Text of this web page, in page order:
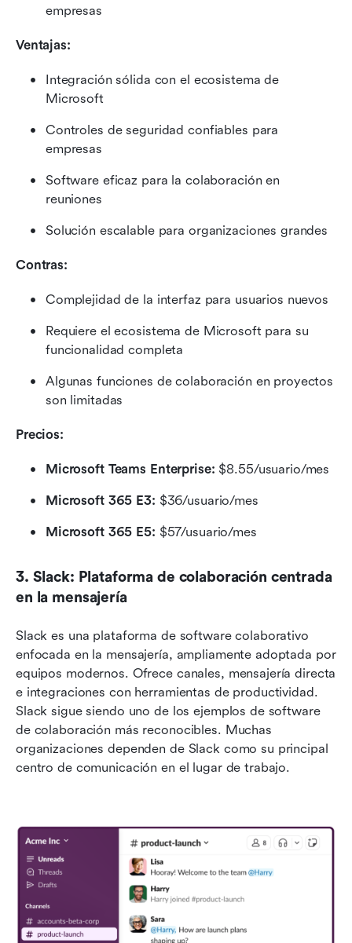
empresas
Ventajas:
Integración sólida con el ecosistema de
Microsoft
Controles de seguridad confiables para
empresas
Software eficaz para la colaboración en
reuniones
Solución escalable para organizaciones grandes
Contras:
Complejidad de la interfaz para usuarios nuevos
Requiere el ecosistema de Microsoft para su
funcionalidad completa
Algunas funciones de colaboración en proyectos
son limitadas
Precios:
Microsoft Teams Enterprise: $8.55/usuario/mes
Microsoft 365 E3: $36/usuario/mes
Microsoft 365 E5: $57/usuario/mes
3. Slack: Plataforma de colaboración centrada
en la mensajería
Slack es una plataforma de software colaborativo
enfocada en la mensajería, ampliamente adoptada por
equipos modernos. Ofrece canales, mensajería directa
e integraciones con herramientas de productividad.
Slack sigue siendo uno de los ejemplos de software
de colaboración más reconocibles. Muchas
organizaciones dependen de Slack como su principal
centro de comunicación en el lugar de trabajo.